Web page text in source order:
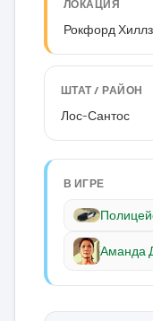
ЛОКАЦИЯ
Рокфорд
ШТАТ / РАЙОН
Лос-Сантос
В ИГРЕ
Аманда